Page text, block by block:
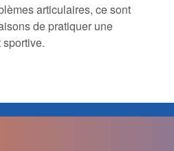
articulaires, ce sont
de pratiquer une